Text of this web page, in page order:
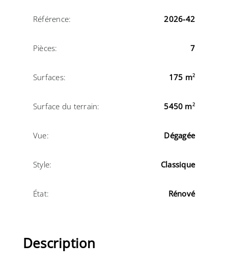
Référence: 2026-42
Pièces: 7
Surfaces: 175 m2
Surface du terrain: 5450 m2
Vue: Dégagée
Style: Classique
État: Rénové
Description